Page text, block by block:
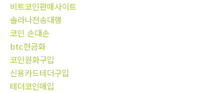
비트코인판매사이트
솔라나전송대행
코인 손대손
btc현금화
코인원화구입
신용카드테더구입
테더코인매입